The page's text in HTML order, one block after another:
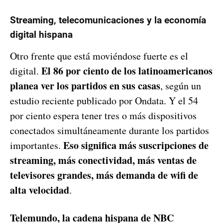
Streaming, telecomunicaciones y la economía
digital hispana
Otro frente que está moviéndose fuerte es el
digital. El 86 por ciento de los latinoamericanos
planea ver los partidos en sus casas, según un
estudio reciente publicado por Ondata. Y el 54
por ciento espera tener tres o más dispositivos
conectados simultáneamente durante los partidos
importantes. Eso significa más suscripciones de
streaming, más conectividad, más ventas de
televisores grandes, más demanda de wifi de
alta velocidad.
Telemundo, la cadena hispana de NBC